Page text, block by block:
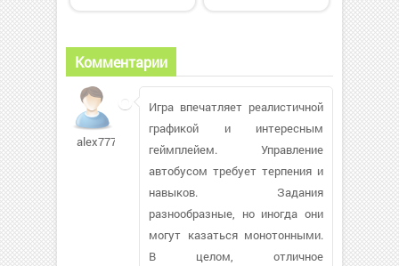
Комментарии
alex77792432
Игра впечатляет реалистичной
графикой и интересным
геймплейем. Управление
автобусом требует терпения и
навыков. Задания
разнообразные, но иногда они
могут казаться монотонными.
В целом, отличное